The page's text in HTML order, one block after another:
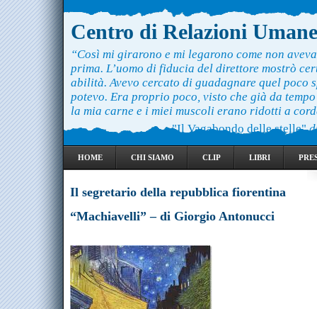
Centro di Relazioni Umane
“Così mi girarono e mi legarono come non
prima. L’uomo di fiducia del direttore mostrò
abilità. Avevo cercato di guadagnare quel poco
potevo. Era proprio poco, visto che già da
la mia carne e i miei muscoli erano ridotti a
"Il Vagabondo delle stelle"
HOME CHI SIAMO CLIP LIBRI
Il segretario della repubblica fiorentina
“Machiavelli” – di Giorgio Antonucci